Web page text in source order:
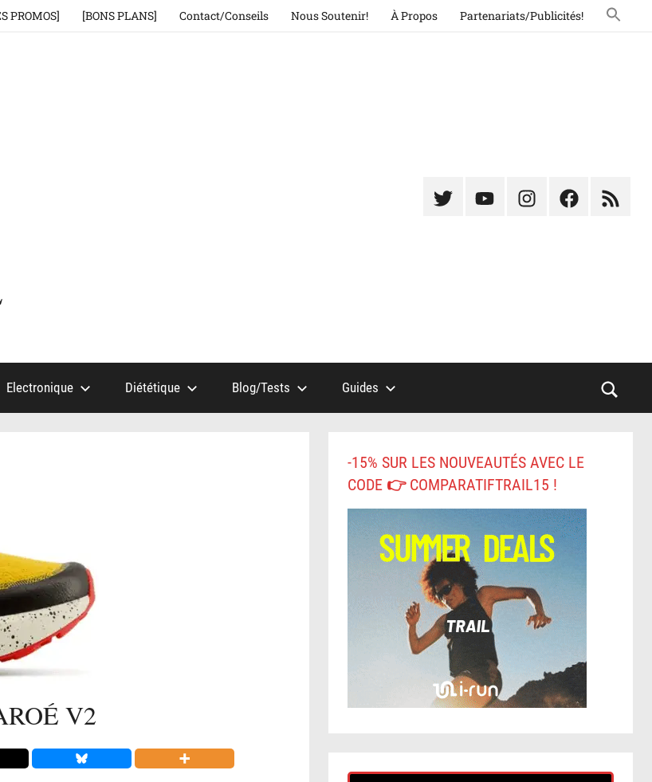
PROMOS] [BONS PLANS] Contact/Conseils Nous Soutenir! À Propos Partenariats/Publicités!
ÉlémentÉlémentÉlémentÉlément
Electronique Diététique Blog/Tests Guides
V2
-15% SUR LES NOUVEAUTÉS AVEC LE
CODE 👉 COMPARATIFTRAIL15 !